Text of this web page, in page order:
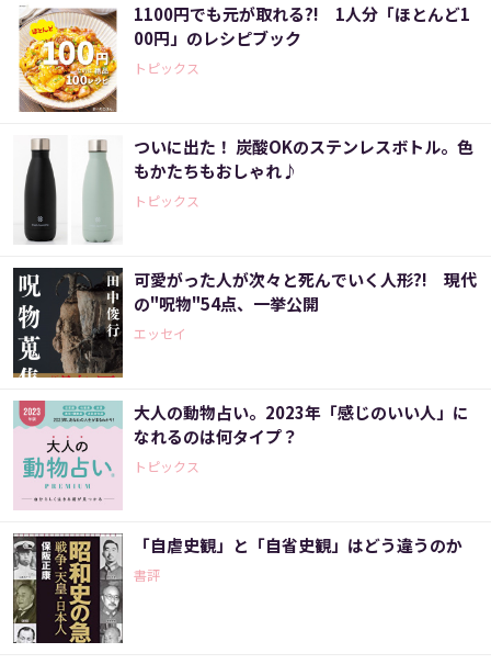
1100円でも元が取れる?! 1人分「ほとんど1
00円」のレシピブック
トピックス
ついに出た！ 炭酸OKのステンレスボトル。色
もかたちもおしゃれ♪
トピックス
可愛がった人が次々と死んでいく人形?! 現代
の"呪物"54点、一挙公開
エッセイ
大人の動物占い。2023年「感じのいい人」に
なれるのは何タイプ？
トピックス
「自虐史観」と「自省史観」はどう違うのか
書評